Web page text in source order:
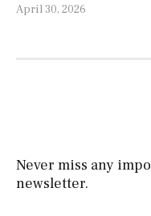
April 30, 2026
Never miss any
newsletter.